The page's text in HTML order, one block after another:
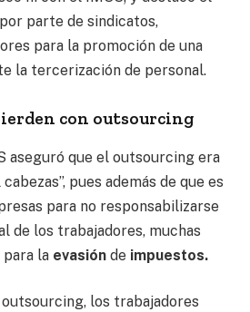
parte de sindicatos,
para la promoción de una
la tercerización de personal.
con outsourcing
aseguró que el outsourcing era
pues además de que es
para no responsabilizarse
de los trabajadores, muchas
la evasión de impuestos.
outsourcing, los trabajadores